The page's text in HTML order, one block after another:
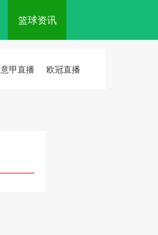
篮球资讯
意甲直播 欧冠直播